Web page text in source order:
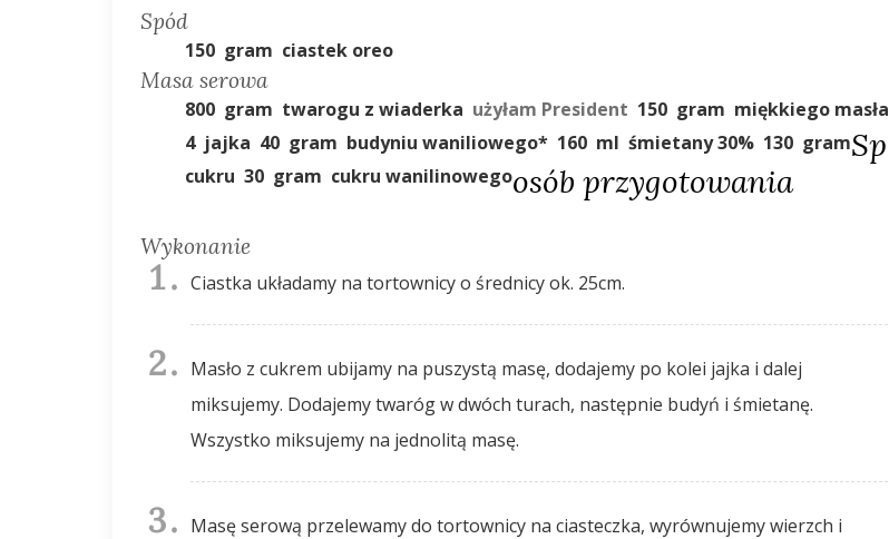
Spód
150 gram ciastek oreo
Masa serowa
800 gram twarogu z wiaderka użyłam President 150 gram miękkiego masła
4 jajka 40 gram budyniu waniliowego* 160 ml śmietany 30% 130 gram
cukru 30 gram cukru wanilinowego
Sp
osób przygotowania
Wykonanie
Ciastka układamy na tortownicy o średnicy ok. 25cm.
Masło z cukrem ubijamy na puszystą masę, dodajemy po kolei jajka i dalej
miksujemy. Dodajemy twaróg w dwóch turach, następnie budyń i śmietanę.
Wszystko miksujemy na jednolitą masę.
Masę serową przelewamy do tortownicy na ciasteczka, wyrównujemy wierzch i